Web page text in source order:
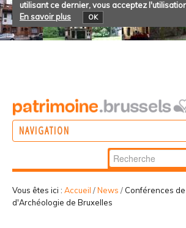
utilisant ce dernier, vous acceptez
En savoir plus
OK
NAVIGATION
PARTICIPER
Chercher par
Recherche
avancée…
Vous êtes ici : Accueil /News / Conférences
d'Archéologie de Bruxelles